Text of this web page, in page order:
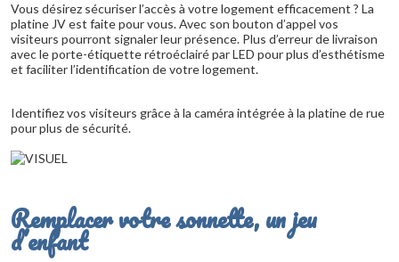
Vous désirez sécuriser l’accès à votre logement efficacement ? La
platine JV est faite pour vous. Avec son bouton d’appel vos
visiteurs pourront signaler leur présence. Plus d’erreur de livraison
avec le porte-étiquette rétroéclairé par LED pour plus d’esthétisme
et faciliter l’identification de votre logement.
Identifiez vos visiteurs grâce à la caméra intégrée à la platine de rue
pour plus de sécurité.
Remplacer votre sonnette, un jeu
d’enfant